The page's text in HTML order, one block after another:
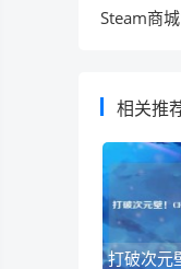
Steam商
相关推